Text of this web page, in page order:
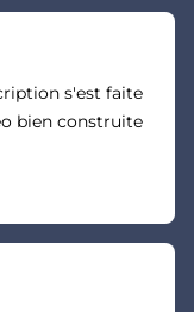
s'est faite
bien construite